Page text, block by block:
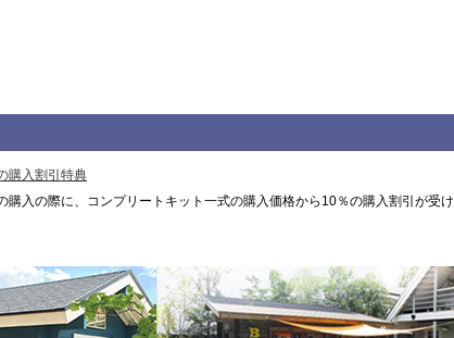
購入割引特典
購入の際に、コンプリートキット一式の購入価格から10％の購入割引が受け